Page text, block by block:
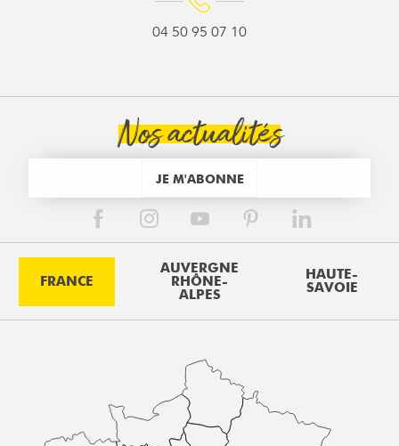
04 50 95 07 10
Nos actualités
JE M'ABONNE
FRANCE
AUVERGNE
RHÔNE-
ALPES
HAUTE-
SAVOIE